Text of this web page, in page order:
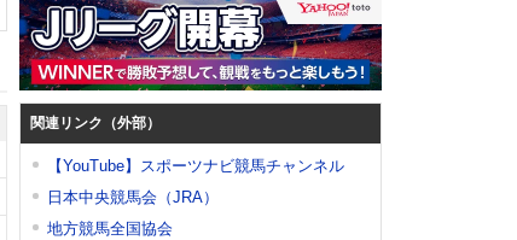
関連リンク（外部）
【YouTube】スポーツナビ競馬チャンネル
日本中央競馬会（JRA）
地方競馬全国協会